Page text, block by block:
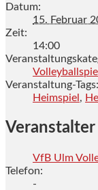
Datum:
15. Februar
Zeit:
14:00
Veranstaltung-Tags:
Heimspiel ,
Veranstalter
VfB Ulm
Telefon:
-